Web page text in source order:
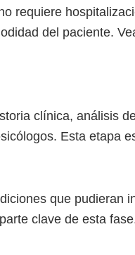
requiere
del paciente.
clínica, análisis
Esta etapa
que pudieran
clave de esta